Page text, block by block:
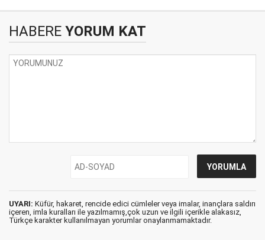
HABERE YORUM KAT
UYARI: Küfür, hakaret, rencide edici cümleler veya imalar, inançlara saldırı
içeren, imla kuralları ile yazılmamış,çok uzun ve ilgili içerikle alakasız,
Türkçe karakter kullanılmayan yorumlar onaylanmamaktadır.